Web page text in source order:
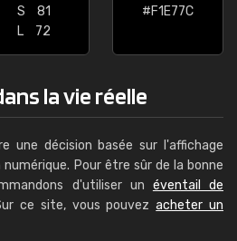
S
81
L
72
#F1E77C
la vie réelle
une décision basée sur l'affichage
Pour être sûr de la bonne
d'utiliser un éventail de
ce site, vous pouvezacheter un